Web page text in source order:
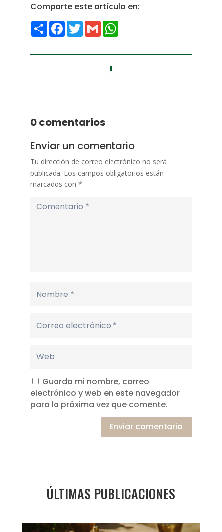
Comparte este artículo en:
CompartirFacebook
TwitterGmailWhatsApp
0 comentarios
Enviar un comentario
Tu dirección de correo electrónico no será
publicada. Los campos obligatorios están
marcados con *
Guarda mi nombre, correo
electrónico y web en este navegador
para la próxima vez que comente.
Enviar comentario
ÚLTIMAS PUBLICACIONES